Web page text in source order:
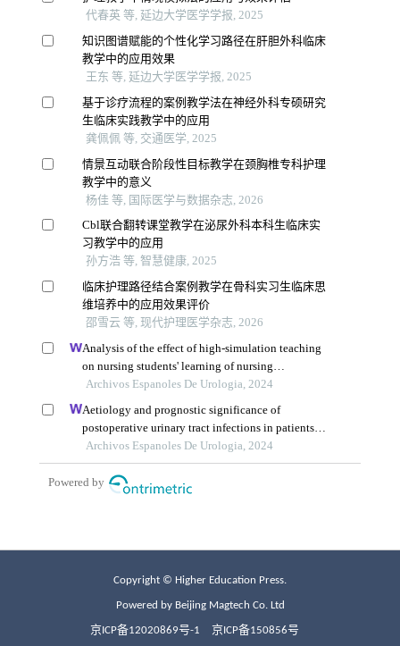
Copyright © Higher Education Press.
Powered by Beijing Magtech Co. Ltd
京ICP备12020869号-1 京ICP备150856号